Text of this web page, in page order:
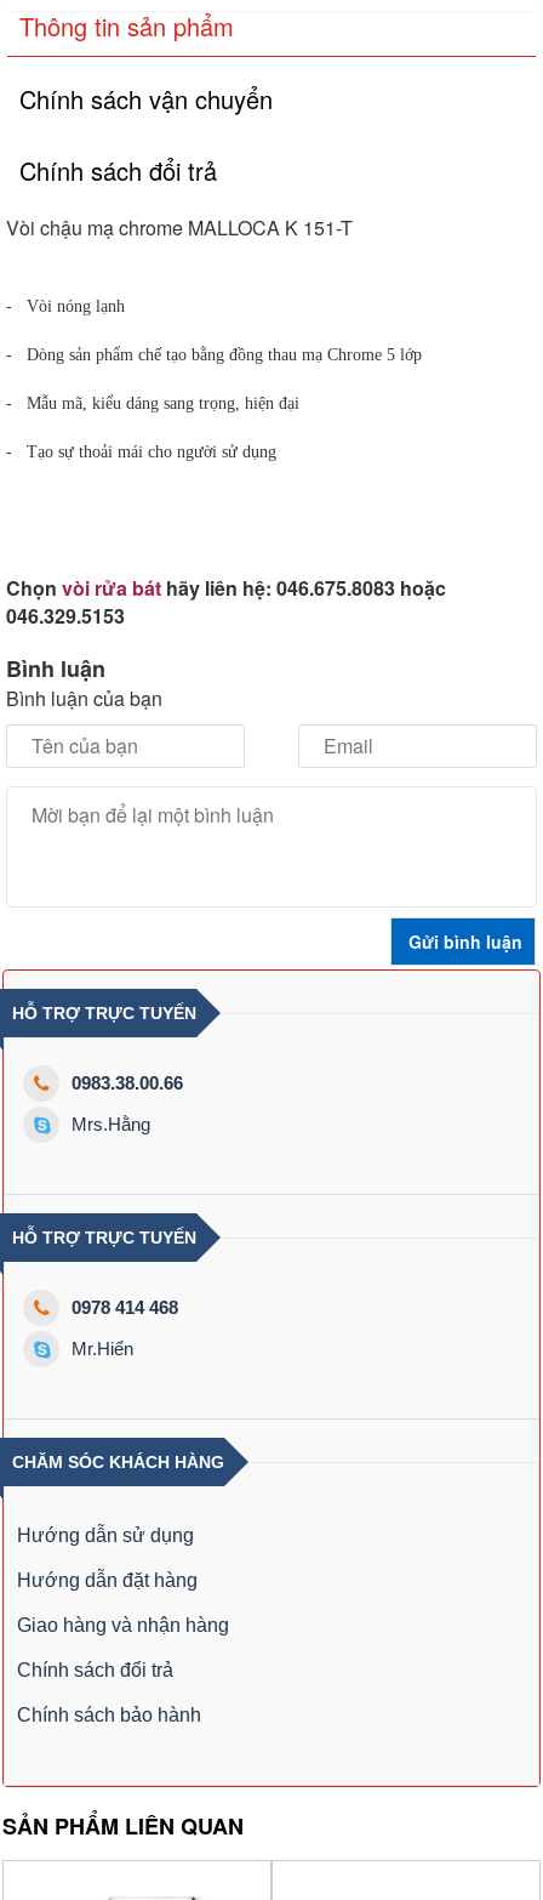
Thông tin sản phẩm
Chính sách vận chuyển
Chính sách đổi trả
Vòi chậu mạ chrome MALLOCA K 151-T
- Vòi nóng lạnh
- Dòng sản phẩm chế tạo bằng đồng thau mạ Chrome 5 lớp
- Mẫu mã, kiểu dáng sang trọng, hiện đại
- Tạo sự thoải mái cho người sử dụng
Chọn vòi rửa bát hãy liên hệ: 046.675.8083 hoặc
046.329.5153
Bình luận
Bình luận của bạn
HỖ TRỢ TRỰC TUYẾN
0983.38.00.66
Mrs.Hằng
HỖ TRỢ TRỰC TUYẾN
0978 414 468
Mr.Hiển
CHĂM SÓC KHÁCH HÀNG
Hướng dẫn sử dụng
Hướng dẫn đặt hàng
Giao hàng và nhận hàng
Chính sách đổi trả
Chính sách bảo hành
SẢN PHẨM LIÊN QUAN